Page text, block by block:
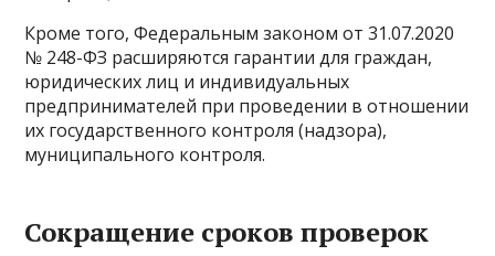
Кроме того, Федеральным законом от 31.07.2020
№ 248-ФЗ расширяются гарантии для граждан,
юридических лиц и индивидуальных
предпринимателей при проведении в отношении
их государственного контроля (надзора),
муниципального контроля.
Сокращение сроков проверок